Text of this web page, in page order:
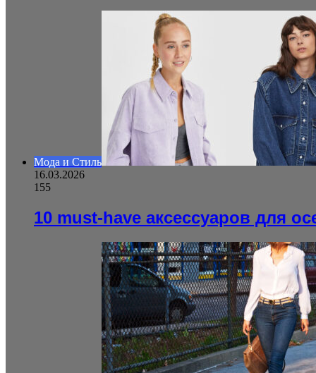
Мода и Стиль
16.03.2026
155
10 must-have аксессуаров для